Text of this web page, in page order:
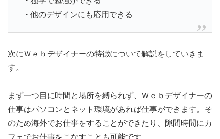
・他のデザインにも応用できる
次にＷｅｂデザイナーの特徴について解説をしていきま
す。
まず一つ目に時間と場所を縛られず、Ｗｅｂデザイナーの
仕事はパソコンとネット環境があれば仕事ができます。そ
のため海外でお仕事をすることができたり、隙間時間にカ
フェでお仕事をこなすことも可能です。